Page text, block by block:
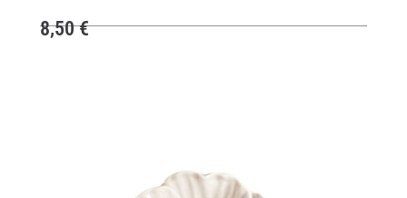
8,50€